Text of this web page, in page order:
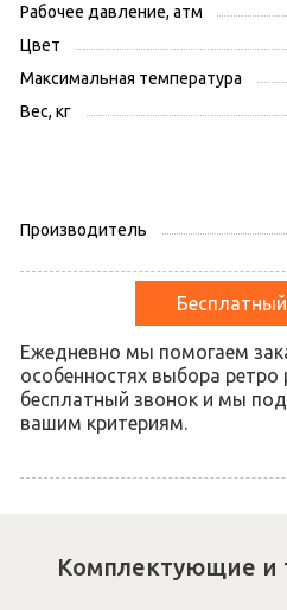
Рабочее давление, атм
Цвет
Максимальная температура
Вес, кг
Производитель
Ежедневно мы помогаем
особенностях выбора
бесплатный звонок и мы
вашим критериям.
Комплектующие и